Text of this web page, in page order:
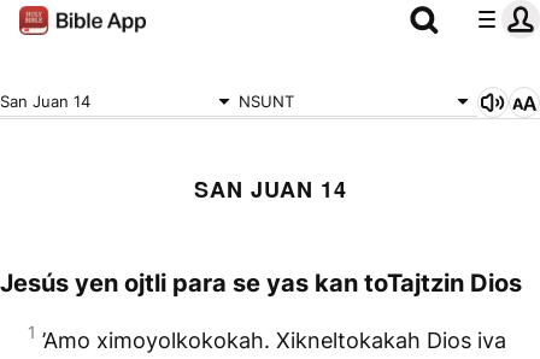
San Juan 14 NSUNT
SAN JUAN 14
Jesús yen ojtli para se yas kan toTajtzin Dios
1 ’Amo ximoyolkokokah. Xikneltokakah Dios iva